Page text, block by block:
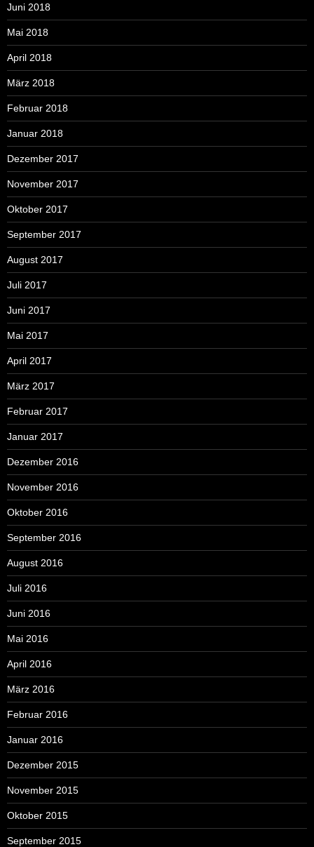
Juni 2018
Mai 2018
April 2018
März 2018
Februar 2018
Januar 2018
Dezember 2017
November 2017
Oktober 2017
September 2017
August 2017
Juli 2017
Juni 2017
Mai 2017
April 2017
März 2017
Februar 2017
Januar 2017
Dezember 2016
November 2016
Oktober 2016
September 2016
August 2016
Juli 2016
Juni 2016
Mai 2016
April 2016
März 2016
Februar 2016
Januar 2016
Dezember 2015
November 2015
Oktober 2015
September 2015